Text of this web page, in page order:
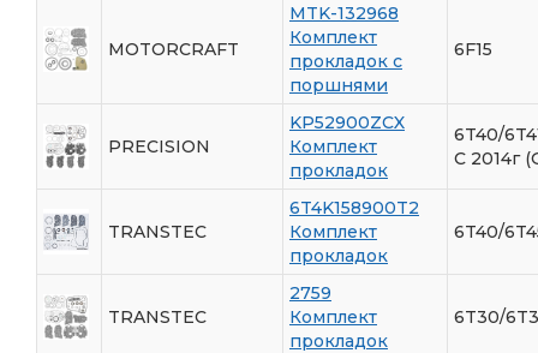
MOTORCRAFT
MTK-132968
Комплект
прокладок с
поршнями
6F15
PRECISION
KP52900ZCX
Комплект
прокладок
6T40/
C 2014г
TRANSTEC
6T4K158900T2
Комплект
прокладок
6T40/
TRANSTEC
2759
Комплект
прокладок
6T30/